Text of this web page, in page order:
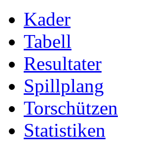
Kader
Tabell
Resultater
Spillplang
Torschützen
Statistiken